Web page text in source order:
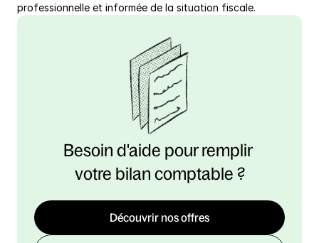
professionnelle et informée de la situation fiscale.
Besoin d'aide pour remplir
votre bilan comptable ?
Découvrir nos offres